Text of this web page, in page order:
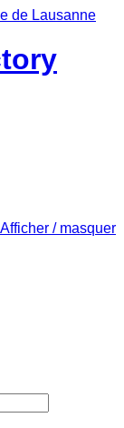
Afficher / masquer